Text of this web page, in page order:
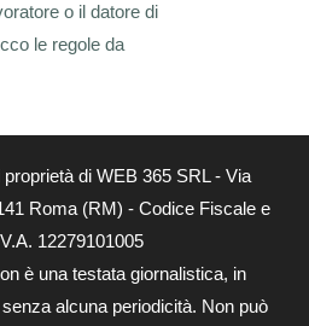
o il datore di
le regole da
di WEB 365 SRL - Via
Roma (RM) - Codice Fiscale e
12279101005
è una testata giornalistica, in
alcuna periodicità. Non può